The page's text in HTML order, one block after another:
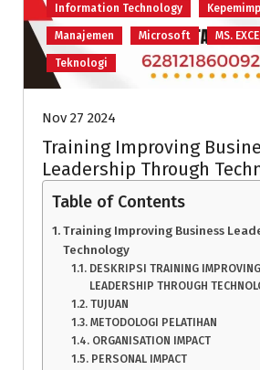
Information Technology
Manajemen Microsoft MS.
Teknologi
Nov 27 2024
Training Improving
Leadership Through
Table of Contents
Training Improving Business
Technology
DESKRIPSI TRAINING
LEADERSHIP THROUGH
TUJUAN
METODOLOGI PELATIHAN
ORGANISATION IMPACT
PERSONAL IMPACT